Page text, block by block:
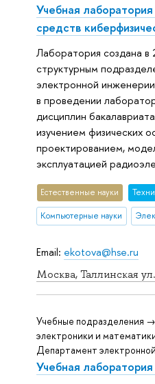
Email: ekotova@hse.ru
Москва, Таллинская
Учебная
средств
Лаборатория создана в
структурным
электронной
в проведении
дисциплин
изучением физических
проектированием,
эксплуатацией
Естественные науки
Компьютерные науки
Учебные подразделения
электроники и
Департамент
Учебная